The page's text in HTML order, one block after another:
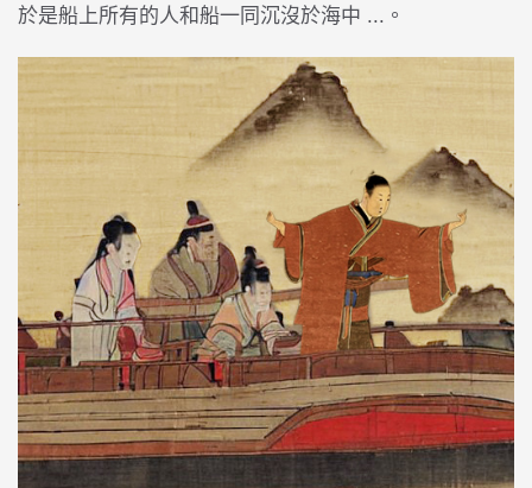
於是船上所有的人和船一同沉沒於海中 ...。